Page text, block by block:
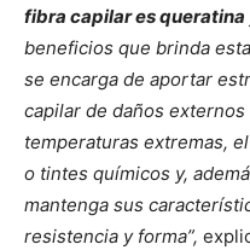
fibra capilar es queratina
beneficios que brinda
se encarga de aportar
capilar de daños
temperaturas extremas,
o tintes químicos y,
mantenga sus
resistencia y forma”,